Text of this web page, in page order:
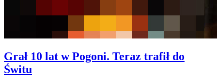
Grał 10 lat w Pogoni. Teraz trafił do
Świtu